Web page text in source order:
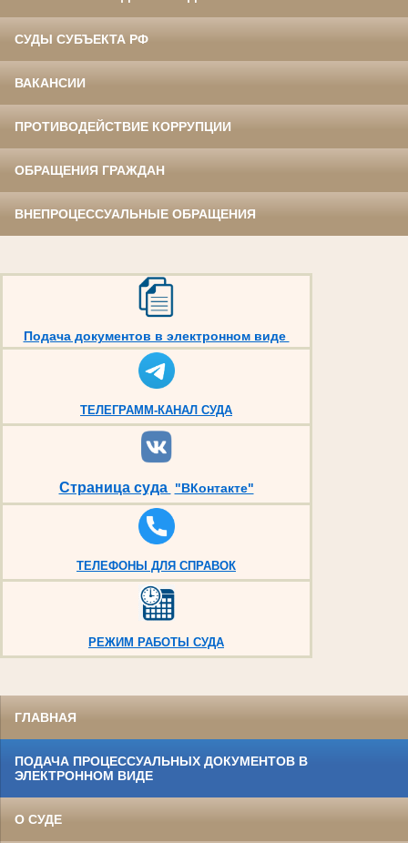
СУДЫ СУБЪЕКТА РФ
ВАКАНСИИ
ПРОТИВОДЕЙСТВИЕ КОРРУПЦИИ
ОБРАЩЕНИЯ ГРАЖДАН
ВНЕПРОЦЕССУАЛЬНЫЕ ОБРАЩЕНИЯ
Подача документов в электронном виде
ТЕЛЕГРАММ-КАНАЛ СУДА
Страница суда "ВКонтакте"
ТЕЛЕФОНЫ ДЛЯ СПРАВОК
РЕЖИМ РАБОТЫ СУДА
ГЛАВНАЯ
ПОДАЧА ПРОЦЕССУАЛЬНЫХ ДОКУМЕНТОВ В
ЭЛЕКТРОННОМ ВИДЕ
О СУДЕ